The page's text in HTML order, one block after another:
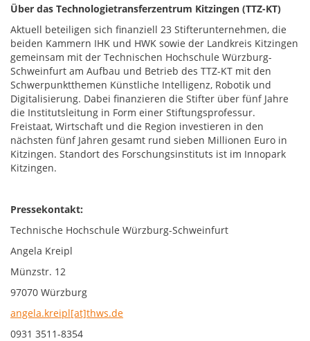
Über das Technologietransferzentrum Kitzingen (TTZ-KT)
Aktuell beteiligen sich finanziell 23 Stifterunternehmen, die
beiden Kammern IHK und HWK sowie der Landkreis Kitzingen
gemeinsam mit der Technischen Hochschule Würzburg-
Schweinfurt am Aufbau und Betrieb des TTZ-KT mit den
Schwerpunktthemen Künstliche Intelligenz, Robotik und
Digitalisierung. Dabei finanzieren die Stifter über fünf Jahre
die Institutsleitung in Form einer Stiftungsprofessur.
Freistaat, Wirtschaft und die Region investieren in den
nächsten fünf Jahren gesamt rund sieben Millionen Euro in
Kitzingen. Standort des Forschungsinstituts ist im Innopark
Kitzingen.
Pressekontakt:
Technische Hochschule Würzburg-Schweinfurt
Angela Kreipl
Münzstr. 12
97070 Würzburg
angela.kreipl[at]thws.de
0931 3511-8354